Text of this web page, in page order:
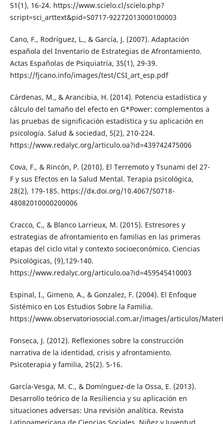
51(1), 16-24. https://www.scielo.cl/scielo.php?
script=sci_arttext&pid=S0717-92272013000100003
Cano, F., Rodríguez, L., & García, J. (2007). Adaptación
española del Inventario de Estrategias de Afrontamiento.
Actas Españolas de Psiquiatría, 35(1), 29-39.
https://fjcano.info/images/test/CSI_art_esp.pdf
Cárdenas, M., & Arancibia, H. (2014). Potencia estadística y
cálculo del tamaño del efecto en G*Power: complementos a
las pruebas de significación estadística y su aplicación en
psicología. Salud & sociedad, 5(2), 210-224.
https://www.redalyc.org/articulo.oa?id=439742475006
Cova, F., & Rincón, P. (2010). El Terremoto y Tsunami del 27-
F y sus Efectos en la Salud Mental. Terapia psicológica,
28(2), 179-185. https://dx.doi.org/10.4067/S0718-
48082010000200006
Cracco, C., & Blanco Larrieux, M. (2015). Estresores y
estrategias de afrontamiento en familias en las primeras
etapas del ciclo vital y contexto socioeconómico. Ciencias
Psicológicas, (9),129-140.
https://www.redalyc.org/articulo.oa?id=459545410003
Espinal, I., Gimeno, A., & Gonzalez, F. (2004). El Enfoque
Sistémico en Los Estudios Sobre la Familia.
https://www.observatoriosocial.com.ar/images/articulos/
Fonseca, J. (2012). Reflexiones sobre la construcción
narrativa de la identidad, crisis y afrontamiento.
Psicoterapia y familia, 25(2). 5-16.
García-Vesga, M. C., & Domínguez-de la Ossa, E. (2013).
Desarrollo teórico de la Resiliencia y su aplicación en
situaciones adversas: Una revisión analítica. Revista